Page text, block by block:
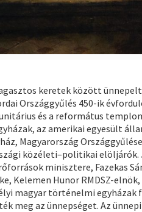
keretek között
Országgyűlés 450-ik
és a református
az amerikai egyesült
Magyarország
közéleti–politikai elöljárók.
minisztere, Fazekas
Kelemen Hunor RMDSZ-
magyar történelmi
meg az ünnepséget. Az